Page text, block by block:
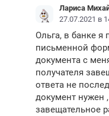
Лариса
27.07.2021 в
Ольга, в банке я
письменной
документа с
получателя
ответа не
документ нужен
завещательное